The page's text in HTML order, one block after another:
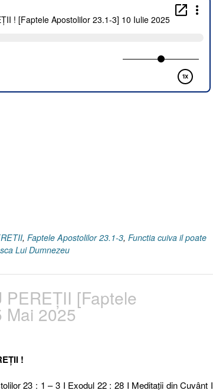
PARCĂ
VORBEȘTI
Apostolilor
, Faptele Apostolilor 23.1-3, Functia cuiva il poate
Lui Dumnezeu
PEREȚII [Faptele
Mai 2025
!
23 : 1 – 3 I Exodul 22 : 28 I Meditaţii din Cuvânt I